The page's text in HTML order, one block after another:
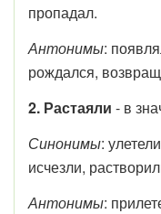
пропадал.
Антонимы:
рождался,
2. Растаяли - в
Синонимы:
исчезли,
Антонимы: